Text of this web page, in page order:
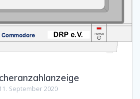
11. September 2020